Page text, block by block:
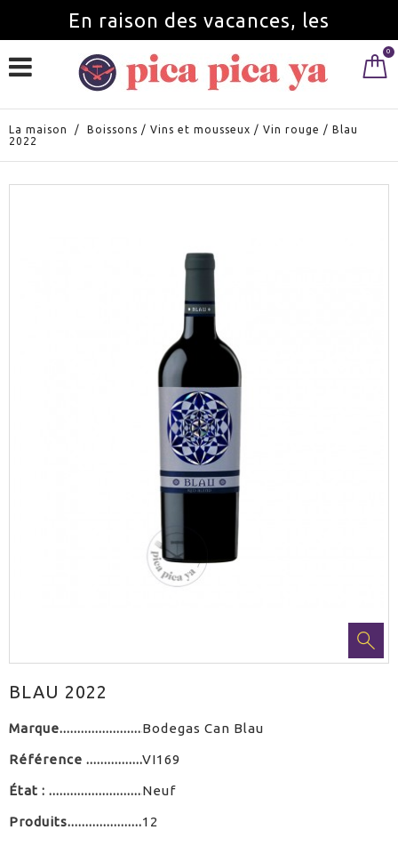
En raison des vacances, les
commandes seront servies à partir du 0
La maison / Boissons / Vins et mousseux / Vin rouge / Blau
2022
BLAU 2022
Marque Bodegas Can Blau
Référence VI169
État : Neuf
Produits 12